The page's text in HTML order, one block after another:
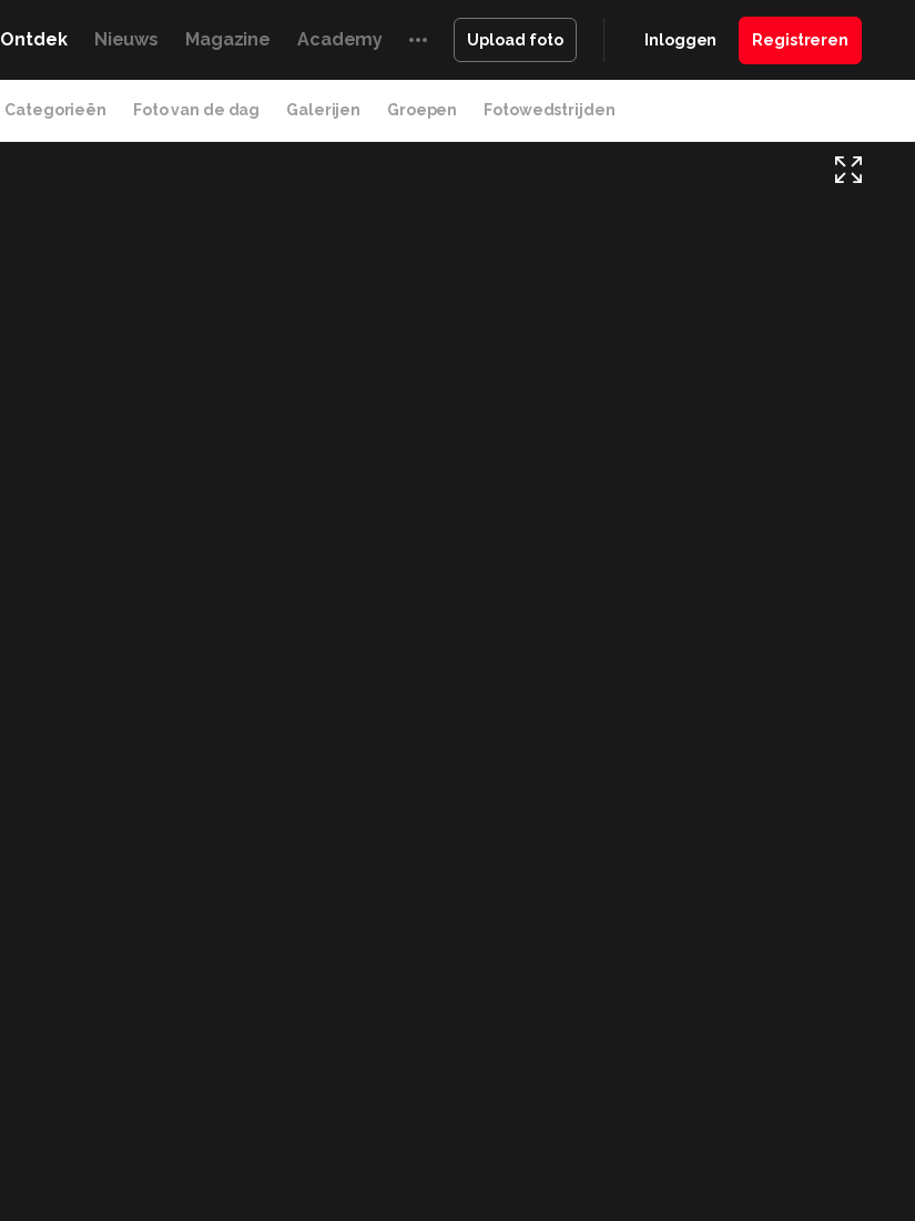
Ontdek Nieuws Magazine Academy Upload foto Inloggen Registreren
Categorieën Foto van de dag Galerijen Groepen Fotowedstrijden